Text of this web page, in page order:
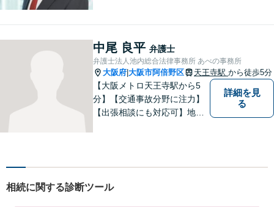
中尾 良平 弁護士
弁護士法人池内総合法律事務所 あべの事務所
大阪府 大阪市阿倍野区 天王寺駅 から徒歩5分
【大阪メトロ天王寺駅から5
分】【交通事故分野に注力】
【出張相談にも対応可】地元
幅広い法律サービスを提供い
ださい。
詳細を見
る
相続に関する診断ツール